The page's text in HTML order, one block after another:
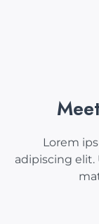
Lorem
adipiscing